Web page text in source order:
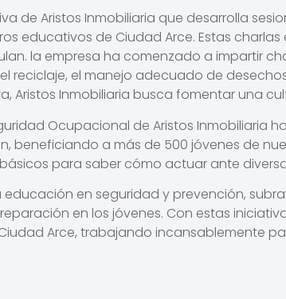
de Aristos Inmobiliaria que desarrolla
educativos de Ciudad Arce. Estas
la empresa ha comenzado a impartir
reciclaje, el manejo adecuado de
Aristos Inmobiliaria busca fomentar una
Ocupacional de Aristos Inmobiliaria
beneficiando a más de 500 jóvenes de
para saber cómo actuar ante
en seguridad y prevención,
en los jóvenes. Con estas
Arce, trabajando incansablemente